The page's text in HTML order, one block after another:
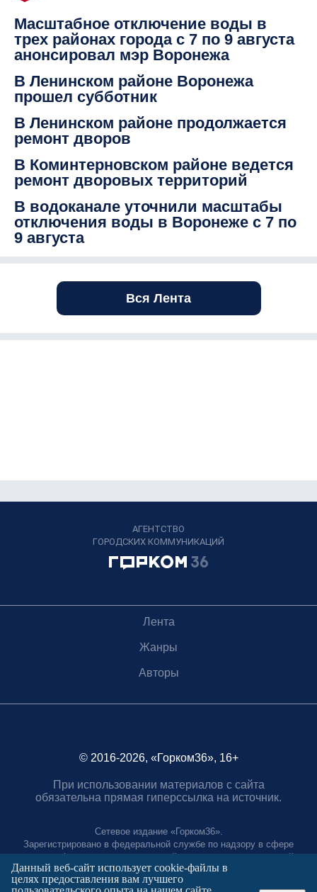
Масштабное отключение воды в
трех районах города с 7 по 9 августа
анонсировал мэр Воронежа
В Ленинском районе Воронежа
прошел субботник
В Ленинском районе продолжается
ремонт дворов
В Коминтерновском районе ведется
ремонт дворовых территорий
В водоканале уточнили масштабы
отключения воды в Воронеже с 7 по
9 августа
Вся Лента
АГЕНТСТВО
ГОРОДСКИХ КОММУНИКАЦИЙ
Лента
Жанры
Авторы
© 2016-2026, «Горком36», 16+
При использовании материалов с сайта
обязательна прямая гиперссылка на источник.
Сетевое издание «Горком36».
Зарегистрировано в федеральной службе по надзору в сфере
связи, информационных технологий и массовых коммуникаций.
Регистрационный номер ЭЛ № ФС77-88966 от 21 января 2025 г.
Учредитель: Муниципальное автономное учреждение "Агентство
Данный веб-сайт использует cookie-файлы в
целях предоставления вам лучшего